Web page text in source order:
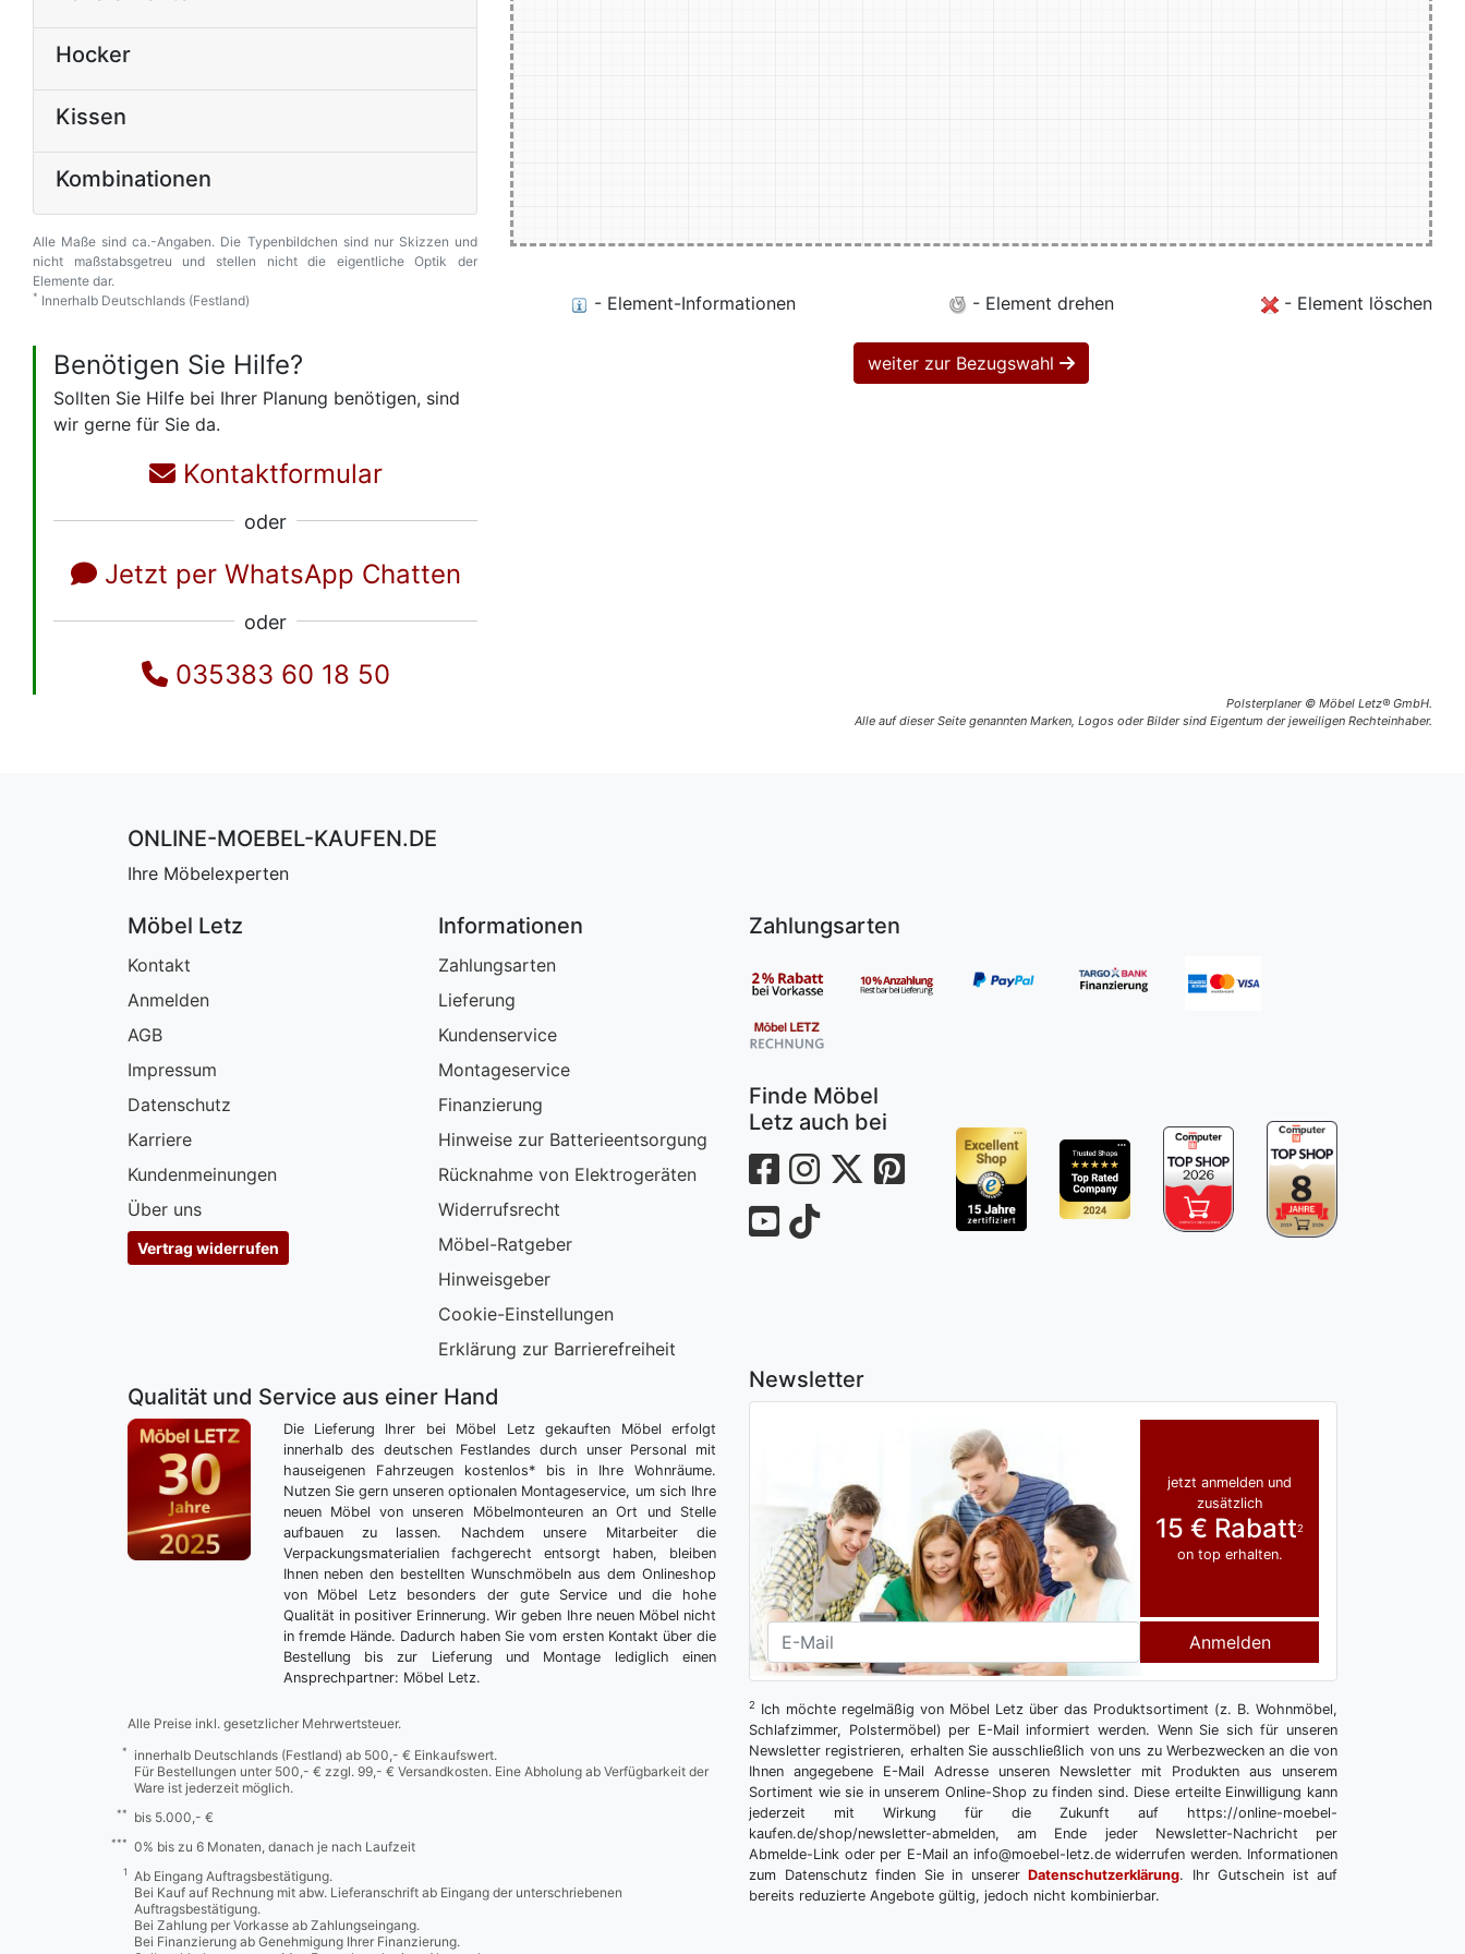
Hocker
Kissen
Kombinationen
Alle Maße sind ca.-Angaben. Die Typenbildchen sind nur Skizzen und
nicht maßstabsgetreu und stellen nicht die eigentliche Optik der
Elemente dar.
* Innerhalb Deutschlands (Festland)
Benötigen Sie Hilfe?
Sollten Sie Hilfe bei Ihrer Planung benötigen, sind
wir gerne für Sie da.
Kontaktformular
oder
Jetzt per WhatsApp Chatten
oder
035383 60 18 50
- Element-Informationen - Element drehen - Element löschen
weiter zur Bezugswahl
Polsterplaner © Möbel Letz® GmbH.
Alle auf dieser Seite genannten Marken, Logos oder Bilder sind Eigentum der jeweiligen Rechteinhaber.
ONLINE-MOEBEL-KAUFEN.DE
Ihre Möbelexperten
Möbel Letz
Kontakt
Anmelden
AGB
Impressum
Datenschutz
Karriere
Kundenmeinungen
Über uns
Vertrag widerrufen
Informationen
Zahlungsarten
Lieferung
Kundenservice
Montageservice
Finanzierung
Hinweise zur Batterieentsorgung
Rücknahme von Elektrogeräten
Widerrufsrecht
Möbel-Ratgeber
Hinweisgeber
Cookie-Einstellungen
Erklärung zur Barrierefreiheit
Zahlungsarten
Finde Möbel
Letz auch bei
Qualität und Service aus einer Hand
Die Lieferung Ihrer bei Möbel Letz gekauften Möbel erfolgt
innerhalb des deutschen Festlandes durch unser Personal mit
hauseigenen Fahrzeugen kostenlos* bis in Ihre Wohnräume.
Nutzen Sie gern unseren optionalen Montageservice, um sich Ihre
neuen Möbel von unseren Möbelmonteuren an Ort und Stelle
aufbauen zu lassen. Nachdem unsere Mitarbeiter die
Verpackungsmaterialien fachgerecht entsorgt haben, bleiben
Ihnen neben den bestellten Wunschmöbeln aus dem Onlineshop
von Möbel Letz besonders der gute Service und die hohe
Qualität in positiver Erinnerung. Wir geben Ihre neuen Möbel nicht
in fremde Hände. Dadurch haben Sie vom ersten Kontakt über die
Bestellung bis zur Lieferung und Montage lediglich einen
Ansprechpartner: Möbel Letz.
Alle Preise inkl. gesetzlicher Mehrwertsteuer.
*
innerhalb Deutschlands (Festland) ab 500,- € Einkaufswert.
Für Bestellungen unter 500,- € zzgl. 99,- € Versandkosten. Eine Abholung ab Verfügbarkeit der
Ware ist jederzeit möglich.
** bis 5.000,- €
*** 0% bis zu 6 Monaten, danach je nach Laufzeit
1
Ab Eingang Auftragsbestätigung.
Bei Kauf auf Rechnung mit abw. Lieferanschrift ab Eingang der unterschriebenen
Auftragsbestätigung.
Bei Zahlung per Vorkasse ab Zahlungseingang.
Bei Finanzierung ab Genehmigung Ihrer Finanzierung.
Newsletter
jetzt anmelden und
zusätzlich
15 € Rabatt2
on top erhalten.
Anmelden
2
Ich möchte regelmäßig von Möbel Letz über das Produktsortiment (z. B. Wohnmöbel,
Schlafzimmer, Polstermöbel) per E-Mail informiert werden. Wenn Sie sich für unseren
Newsletter registrieren, erhalten Sie ausschließlich von uns zu Werbezwecken an die von
Ihnen angegebene E-Mail Adresse unseren Newsletter mit Produkten aus unserem
Sortiment wie sie in unserem Online-Shop zu finden sind. Diese erteilte Einwilligung kann
jederzeit mit Wirkung für die Zukunft auf https://online-moebel-
kaufen.de/shop/newsletter-abmelden, am Ende jeder Newsletter-Nachricht per
Abmelde-Link oder per E-Mail an info@moebel-letz.de widerrufen werden. Informationen
zum Datenschutz finden Sie in unserer Datenschutzerklärung. Ihr Gutschein ist auf
bereits reduzierte Angebote gültig, jedoch nicht kombinierbar.